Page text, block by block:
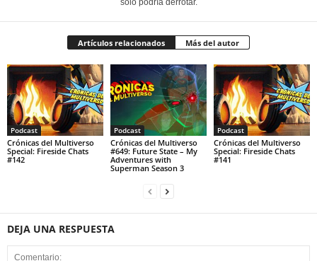
Artículos relacionados Más del autor
Podcast
Crónicas del Multiverso
Special: Fireside Chats
#142
Podcast
Crónicas del Multiverso
#649: Future State – My
Adventures with
Superman Season 3
Podcast
Crónicas del Multiverso
Special: Fireside Chats
#141
DEJA UNA RESPUESTA